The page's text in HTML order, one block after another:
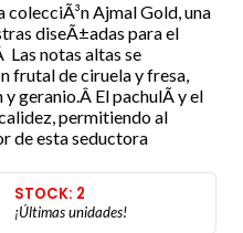
Ajmal Gold, una
diseÃ±adas para el
notas altas se
frutal de ciruela y fresa,
geranio.Â El pachulÃ­ y el
permitiendo al
de esta seductora
STOCK: 2
¡Últimas unidades!